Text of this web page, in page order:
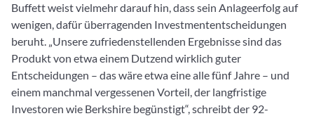
Buffett weist vielmehr darauf hin, dass sein Anlageerfolg auf
wenigen, dafür überragenden Investmententscheidungen
beruht. „Unsere zufriedenstellenden Ergebnisse sind das
Produkt von etwa einem Dutzend wirklich guter
Entscheidungen – das wäre etwa eine alle fünf Jahre – und
einem manchmal vergessenen Vorteil, der langfristige
Investoren wie Berkshire begünstigt“, schreibt der 92-